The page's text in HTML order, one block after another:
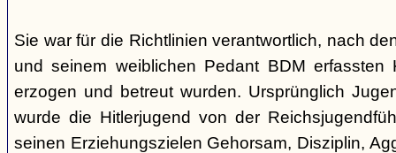
Sie war für die Richtlinien verantwortlich, nach
und seinem weiblichen Pedant BDM erfassten
erzogen und betreut wurden. Ursprünglich
wurde die Hitlerjugend von der
seinen Erziehungszielen Gehorsam, Disziplin,